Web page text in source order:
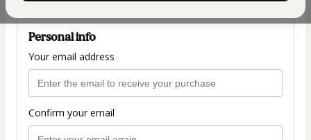
Personal info
Your email address
Confirm your email